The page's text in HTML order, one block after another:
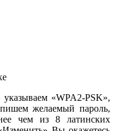
«WPA2-PSK»,
желаемый пароль,
чем из 8 латинских